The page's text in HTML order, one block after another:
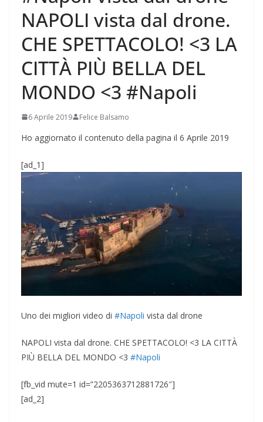
NAPOLI vista dal drone.
CHE SPETTACOLO! <3 LA
CITTÀ PIÙ BELLA DEL
MONDO <3 #Napoli
6 Aprile 2019 Felice Balsamo
Ho aggiornato il contenuto della pagina il 6 Aprile 2019
[ad_1]
Uno dei migliori video di #Napoli vista dal drone
NAPOLI vista dal drone. CHE SPETTACOLO! <3 LA CITTÀ
PIÙ BELLA DEL MONDO <3 #Napoli
[fb_vid mute=1 id=”2205363712881726″]
[ad_2]